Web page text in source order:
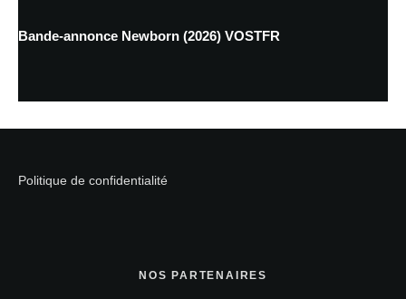
Bande-annonce Newborn (2026) VOSTFR
Politique de confidentialité
NOS PARTENAIRES